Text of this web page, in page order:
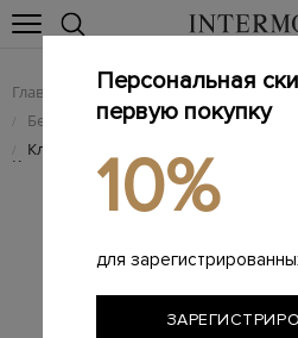
Главная Мужчинам / Одежда
/ Белье и домашняя одежда
/ Классические носки
Karnak
Персональная
первую покупку
10%
для